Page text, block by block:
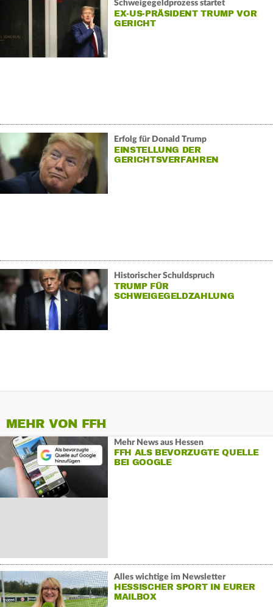
Schweigegeldprozess startet
EX-US-PRÄSIDENT TRUMP VOR
GERICHT
Erfolg für Donald Trump
EINSTELLUNG DER
GERICHTSVERFAHREN
Historischer Schuldspruch
TRUMP FÜR
SCHWEIGEGELDZAHLUNG
MEHR VON FFH
Mehr News aus Hessen
FFH ALS BEVORZUGTE QUELLE
BEI GOOGLE
Alles wichtige im Newsletter
HESSISCHER SPORT IN EURER
MAILBOX